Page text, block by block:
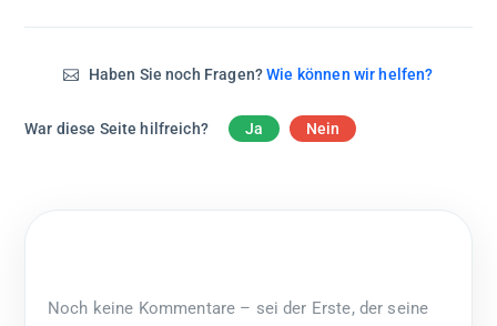
Haben Sie noch Fragen?Wie können wir helfen?
War diese Seite hilfreich? Ja Nein
Noch keine Kommentare – sei der Erste, der seine